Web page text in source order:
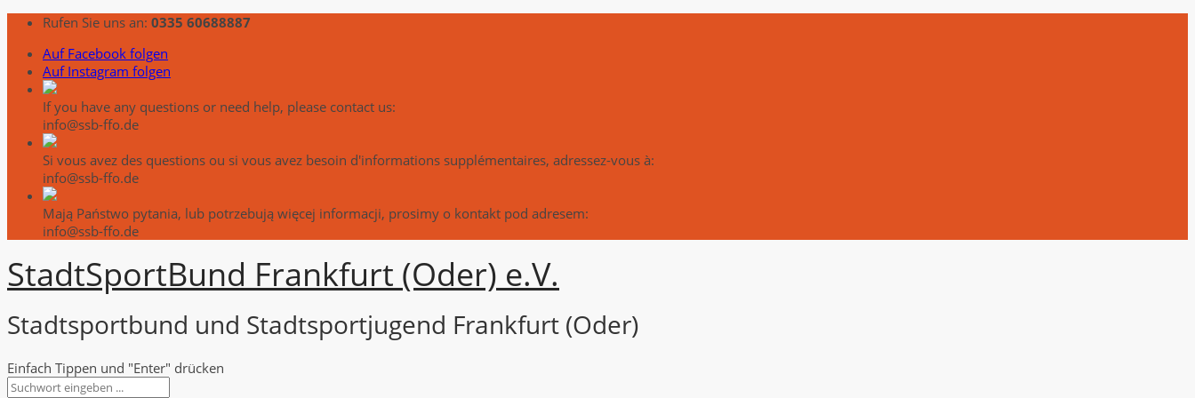
Rufen Sie uns an: 0335 60688887
Auf Facebook folgen
Auf Instagram folgen
If you have any questions or need help, please contact us:
info@ssb-ffo.de
Si vous avez des questions ou si vous avez besoin d'informations supplémentaires, adressez-vous à:
info@ssb-ffo.de
Mają Państwo pytania, lub potrzebują więcej informacji, prosimy o kontakt pod adresem:
info@ssb-ffo.de
StadtSportBund Frankfurt (Oder) e.V.
Stadtsportbund und Stadtsportjugend Frankfurt (Oder)
Einfach Tippen und "Enter" drücken